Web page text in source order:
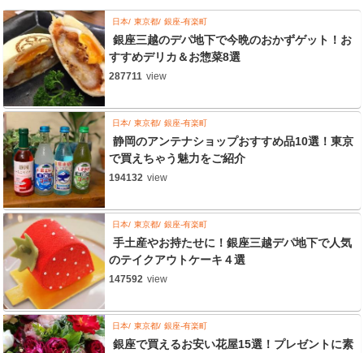
日本 東京都 銀座-有楽町
銀座三越のデパ地下で今晩のおかずゲット！お
すすめデリカ＆お惣菜8選
287711 view
日本 東京都 銀座-有楽町
静岡のアンテナショップおすすめ品10選！東京
で買えちゃう魅力をご紹介
194132 view
日本 東京都 銀座-有楽町
手土産やお持たせに！銀座三越デパ地下で人気
のテイクアウトケーキ４選
147592 view
日本 東京都 銀座-有楽町
銀座で買えるお安い花屋15選！プレゼントに素